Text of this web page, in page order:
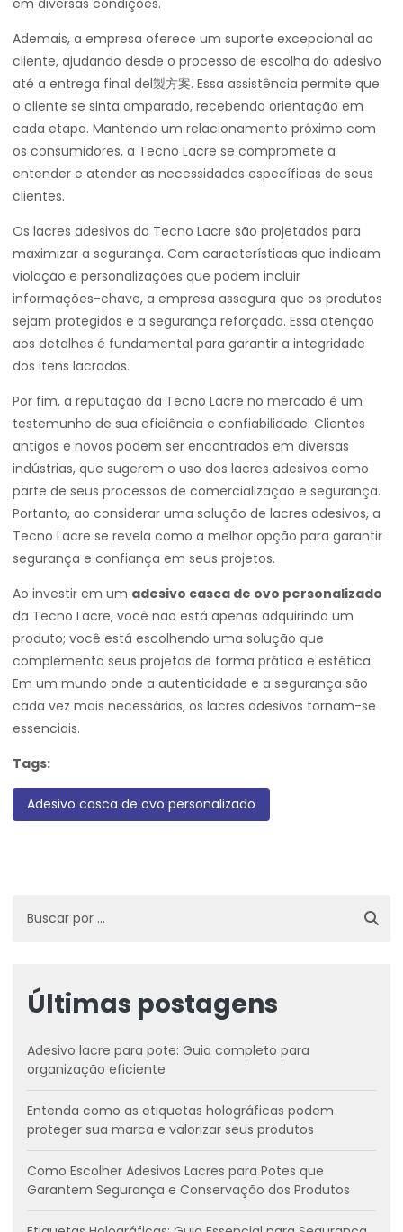
em diversas condições.
Ademais, a empresa oferece um suporte excepcional ao
cliente, ajudando desde o processo de escolha do adesivo
até a entrega final del製方案. Essa assistência permite que
o cliente se sinta amparado, recebendo orientação em
cada etapa. Mantendo um relacionamento próximo com
os consumidores, a Tecno Lacre se compromete a
entender e atender as necessidades específicas de seus
clientes.
Os lacres adesivos da Tecno Lacre são projetados para
maximizar a segurança. Com características que indicam
violação e personalizações que podem incluir
informações-chave, a empresa assegura que os produtos
sejam protegidos e a segurança reforçada. Essa atenção
aos detalhes é fundamental para garantir a integridade
dos itens lacrados.
Por fim, a reputação da Tecno Lacre no mercado é um
testemunho de sua eficiência e confiabilidade. Clientes
antigos e novos podem ser encontrados em diversas
indústrias, que sugerem o uso dos lacres adesivos como
parte de seus processos de comercialização e segurança.
Portanto, ao considerar uma solução de lacres adesivos, a
Tecno Lacre se revela como a melhor opção para garantir
segurança e confiança em seus projetos.
Ao investir em um adesivo casca de ovo personalizado
da Tecno Lacre, você não está apenas adquirindo um
produto; você está escolhendo uma solução que
complementa seus projetos de forma prática e estética.
Em um mundo onde a autenticidade e a segurança são
cada vez mais necessárias, os lacres adesivos tornam-se
essenciais.
Tags:
Adesivo casca de ovo personalizado
Últimas postagens
Adesivo lacre para pote: Guia completo para
organização eficiente
Entenda como as etiquetas holográficas podem
proteger sua marca e valorizar seus produtos
Como Escolher Adesivos Lacres para Potes que
Garantem Segurança e Conservação dos Produtos